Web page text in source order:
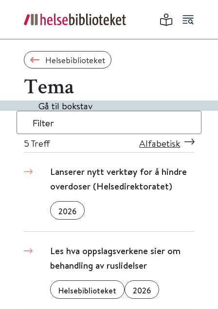
Helsebiblioteket
Tema
Gå til bokstav
Filter
5 Treff Alfabetisk
Lanserer nytt verktøy for å hindre
overdoser (Helsedirektoratet)
2026
Les hva oppslagsverkene sier om
behandling av ruslidelser
Helsebiblioteket 2026